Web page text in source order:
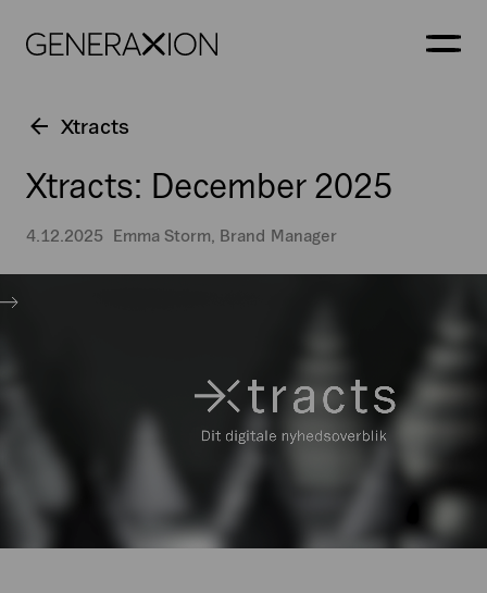
Generaxion
Xtracts
Xtracts: December 2025
4.12.2025 Emma Storm, Brand Manager